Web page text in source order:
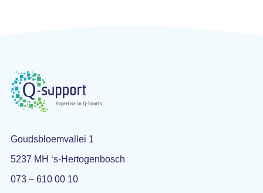
Goudsbloemvallei 1
5237 MH ‘s-Hertogenbosch
073 – 610 00 10